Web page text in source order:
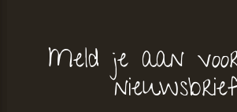
Meld je aan